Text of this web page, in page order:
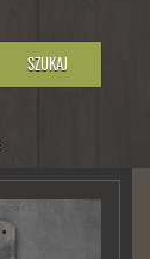
SZUKAJ